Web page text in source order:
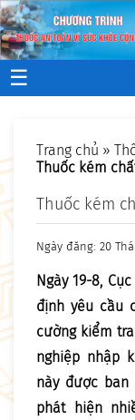
☰
Trang chủ »
Thuốc kém
Thuốc kém
Ngày đăng: 20
Ngày 19-8,
định yêu cầu
cường kiểm
nghiệp nhập
này được ban
phát hiện